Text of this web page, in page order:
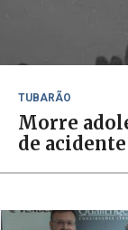
TUBARÃO
Morre
de